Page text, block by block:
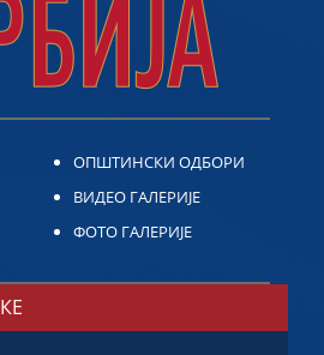
ОПШТИНСКИ ОДБОРИ
ВИДЕО ГАЛЕРИЈЕ
ФОТО ГАЛЕРИЈЕ